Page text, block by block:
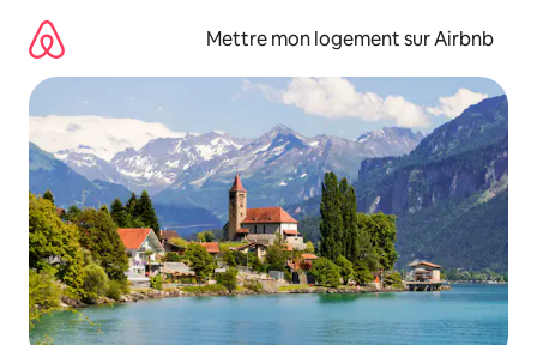
directement
contenu
Mettre mon logement sur Airbnb